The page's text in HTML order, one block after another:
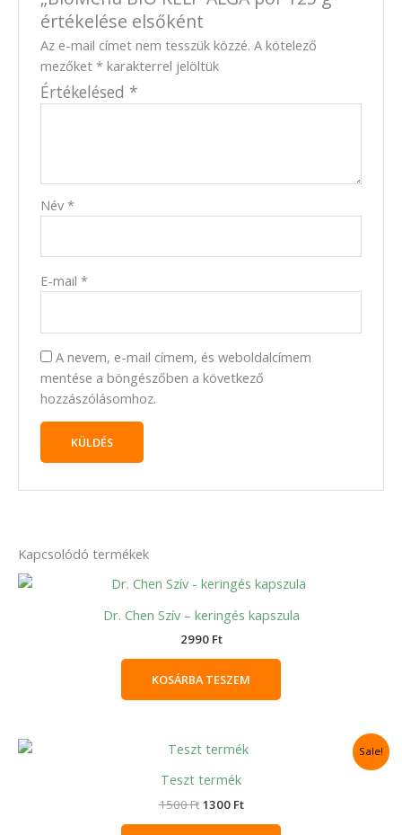
értékelése elsőként
Az e-mail címet nem tesszük közzé. A kötelező
mezőket* karakterrel jelöltük
Értékelésed *
Név*
E-mail*
A nevem, e-mail címem, és weboldalcímem
mentése a böngészőben a következő
hozzászólásomhoz.
Kapcsolódó termékek
Dr. Chen Szív – keringés kapszula
2990 Ft
KOSÁRBA TESZEM
Sale!
Teszt termék
1500Ft
Original
was:
1300 Ft
Current